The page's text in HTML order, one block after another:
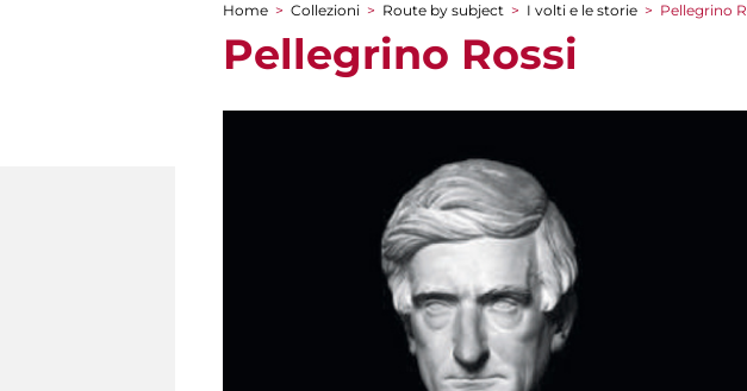
You are here
Home > Collezioni > Route by subject > I volti e le storie > Pellegrino
Pellegrino Rossi